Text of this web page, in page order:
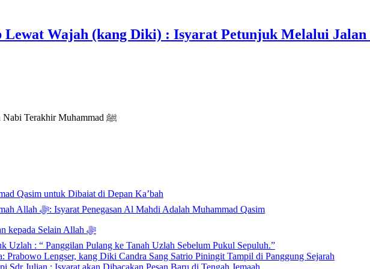
Wajah (kang Diki) : Isyarat Petunjuk Melalui
Bus Moderen Dan Pencarian Rumah Nabi Terakhir Muhammad ﷺ
Qasim untuk Dibaiat di Depan Ka’bah
Deklarasi Kenabian Al-Mahdi di Rumah Allah ﷻ: Isyarat Penegasan Al Mahdi Adalah Muhammad Qasim
Isyarat Dilarang Menundukkan Badan kepada Selain Allah ﷻ
Uzlah : “ Panggilan Pulang ke Tanah Uzlah Sebelum Pukul Sepuluh.”
Prabowo Lengser, kang Diki Candra Sang Satrio Piningit Tampil di Panggung Sejarah
Sdr Julian : Isyarat akan Dibacakan Pesan Baru di Tengah Jemaah